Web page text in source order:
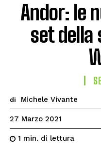
Andor: le
set della
di Michele Vivante
27 Marzo 2021
1 min. di lettura